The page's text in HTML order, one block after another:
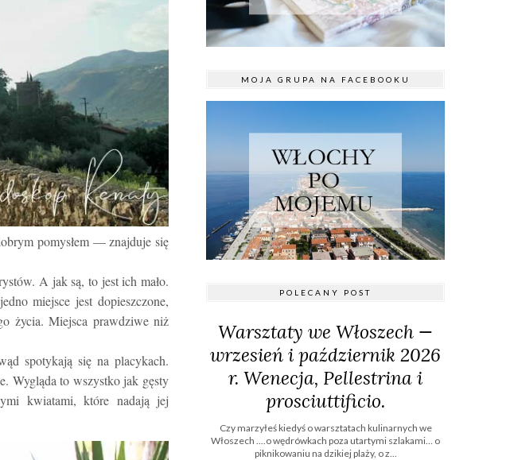
pomysłem — znajduje się
A jak są, to jest ich mało.
miejsce jest dopieszczone,
życia. Miejsca prawdziwe niż
spotykają się na placykach.
Wygląda to wszystko jak gęsty
kwiatami, które nadają jej
MOJA GRUPA NA FACEBOOKU
POLECANY POST
Warsztaty we Włoszech —
wrzesień i październik 2026
r. Wenecja, Pellestrina i
prosciuttificio.
Czy marzyłeś kiedyś o warsztatach kulinarnych we
Włoszech ....o wędrówkach poza utartymi szlakami… o
piknikowaniu na dzikiej plaży, o z...